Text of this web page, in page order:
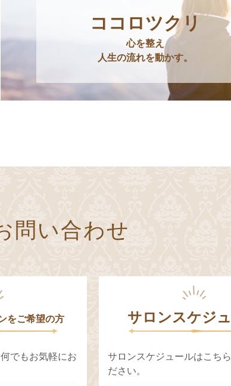
ココロツクリ
心を整え
人生の流れを動かす。
問い合わせ
をご希望の⽅
でもお気軽にお
サロンスケジ
サロンスケジュールはこち
ださい。